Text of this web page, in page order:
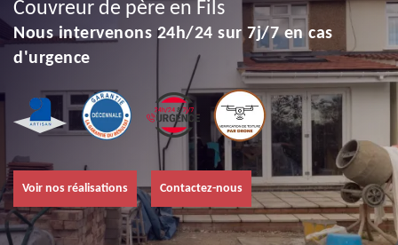
Couvreur de père en Fils
Nous intervenons 24h/24 sur 7j/7 en cas
d'urgence
Voir nos réalisations Contactez-nous